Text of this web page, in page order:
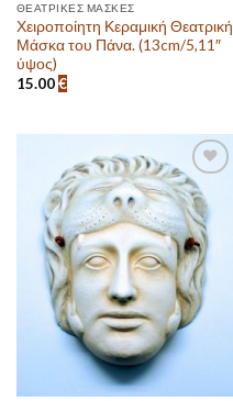
ΘΕΑΤΡΙΚΈΣ ΜΆΣΚΕΣ
Χειροποίητη Κεραμική Θεατρική
Μάσκα του Πάνα. (13cm/5,11″
ύψος)
15.00€
Πρόσθεσε
στην λίστα
επιθυμιών